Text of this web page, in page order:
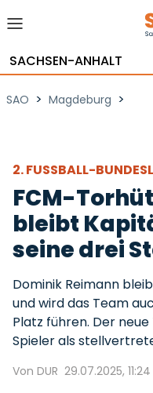
SACHSEN-ANHALT
SAO > Magdeburg >
2. FUSSBALL-
FCM-
bleibt
seine drei
Dominik Reimann
und wird das Team
Platz führen. Der
Spieler als
Von DUR 29.07.2025, 11:24